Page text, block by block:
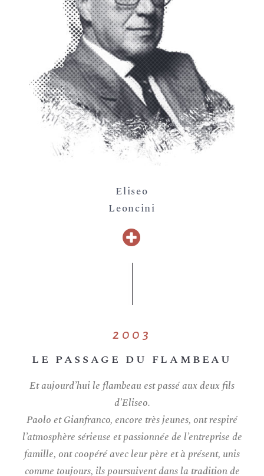
Eliseo
Leoncini
2003
LE PASSAGE DU FLAMBEAU
Et aujourd’hui le flambeau est passé aux deux fils
d’Eliseo.
Paolo et Gianfranco, encore très jeunes, ont respiré
l’atmosphère sérieuse et passionnée de l’entreprise de
famille, ont coopéré avec leur père et à présent, unis
comme toujours, ils poursuivent dans la tradition de